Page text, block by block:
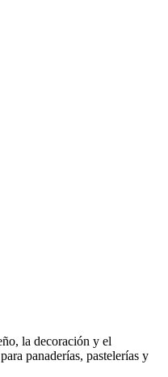
la decoración y el
panaderías, pastelerías y